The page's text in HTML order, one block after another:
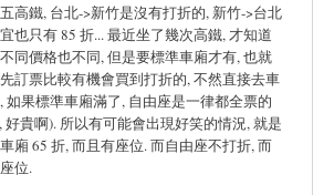
高鐵, 台北->新竹是沒有打折的, 新竹->台北
也只有 85 折... 最近坐了幾次高鐵, 才知道
同價格也不同, 但是要標準車廂才有, 也就
訂票比較有機會買到打折的, 不然直接去車
如果標準車廂滿了, 自由座是一律都全票的
好貴啊). 所以有可能會出現好笑的情況, 就是
廂 65 折, 而且有座位. 而自由座不打折, 而
位.